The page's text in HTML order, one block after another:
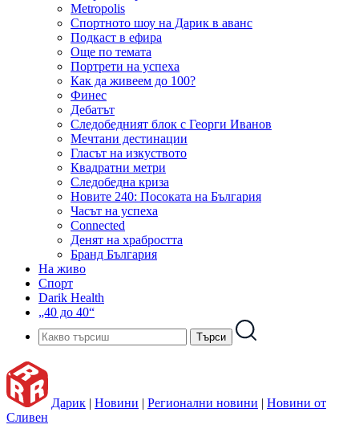
Metropolis
Спортното шоу на Дарик в аванс
Подкаст в ефира
Още по темата
Портрети на успеха
Как да живеем до 100?
Финес
Дебатът
Следобедният блок с Георги Иванов
Мечтани дестинации
Гласът на изкуството
Квадратни метри
Следобедна криза
Новите 240: Посоката на България
Часът на успеха
Connected
Денят на храбростта
Бранд България
На живо
Спорт
Darik Health
„40 до 40“
Дарик | Новини | Регионални новини | Новини от
Сливен